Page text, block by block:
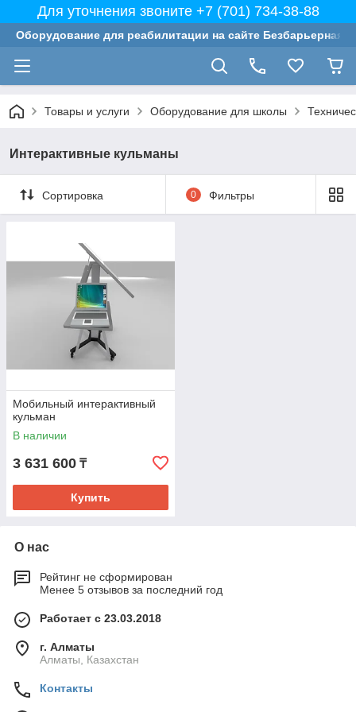
Для уточнения звоните +7 (701) 734-38-88
Оборудование для реабилитации на сайте Безбарьерная
Товары и услуги Оборудование для школы
Интерактивные кульманы
Сортировка 0 Фильтры
Мобильный интерактивный
кульман
В наличии
3 631 600 ₸
Купить
О нас
Рейтинг не сформирован
Менее 5 отзывов за последний год
Работает с 23.03.2018
г. Алматы
Алматы, Казахстан
Контакты